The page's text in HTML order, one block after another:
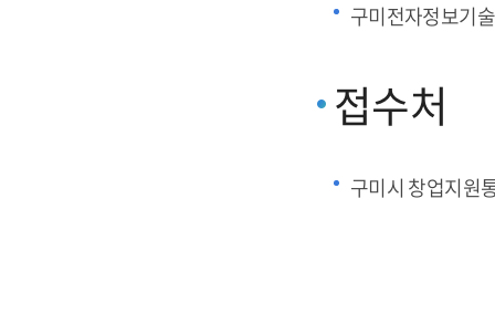
구미전자정보기
접수처
구미시 창업지원